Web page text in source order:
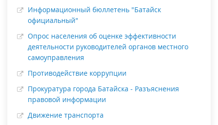
Информационный бюллетень "Батайск
официальный"
Опрос населения об оценке эффективности
деятельности руководителей органов местного
самоуправления
Противодействие коррупции
Прокуратура города Батайска - Разъяснения
правовой информации
Движение транспорта